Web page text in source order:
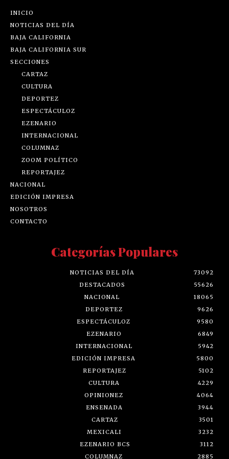
INICIO
NOTICIAS DEL DÍA
BAJA CALIFORNIA
BAJA CALIFORNIA SUR
SECCIONES
CARTAZ
CULTURA
DEPORTEZ
ESPECTÁCULOZ
EZENARIO
INTERNACIONAL
COLUMNAZ
ZOOM POLÍTICO
REPORTAJEZ
NACIONAL
EDICIÓN IMPRESA
NOSOTROS
CONTACTO
Categorías Populares
NOTICIAS DEL DÍA
73092
DESTACADOS
55626
NACIONAL
18065
DEPORTEZ
9626
ESPECTÁCULOZ
9580
EZENARIO
6849
INTERNACIONAL
5942
EDICIÓN IMPRESA
5800
REPORTAJEZ
5102
CULTURA
4229
OPINIONEZ
4064
ENSENADA
3944
CARTAZ
3501
MEXICALI
3232
EZENARIO BCS
3112
COLUMNAZ
2885